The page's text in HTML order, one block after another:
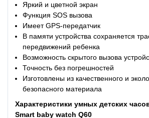
Яркий и цветной экран
Функция SOS вызова
Имеет GPS-передатчик
В памяти устройства сохраняется
передвижений ребенка
Возможность скрытого вызова
Точность без погрешностей
Изготовлены из качественного и
безопасного материала
Характеристики умных детских
Smart baby watch Q60